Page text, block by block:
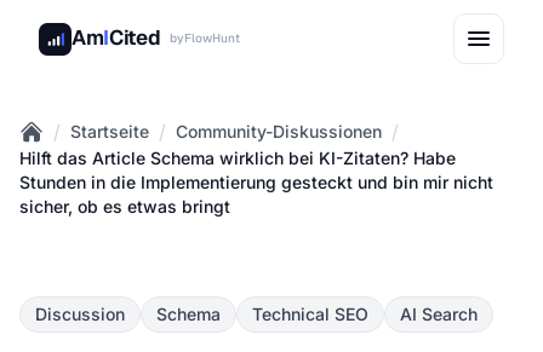
AmICited byFlowHunt
Home
/ Startseite / Community-Diskussionen /
Hilft das Article Schema wirklich bei KI-Zitaten? Habe
Stunden in die Implementierung gesteckt und bin mir nicht
sicher, ob es etwas bringt
Discussion Schema Technical SEO AI Search